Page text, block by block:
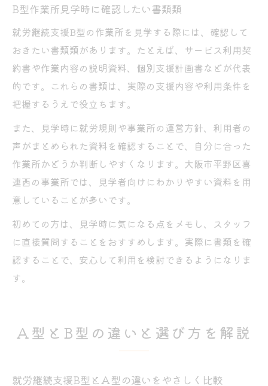
B型作業所見学時に確認したい書類類
就労継続支援B型の作業所を見学する際には、確認して
おきたい書類類があります。たとえば、サービス利用契
約書や作業内容の説明資料、個別支援計画書などが代表
的です。これらの書類は、実際の支援内容や利用条件を
把握するうえで役立ちます。
また、見学時に就労規則や事業所の運営方針、利用者の
声がまとめられた資料を確認することで、自分に合った
作業所かどうか判断しやすくなります。大阪市平野区喜
連西の事業所では、見学者向けにわかりやすい資料を用
意していることが多いです。
初めての方は、見学時に気になる点をメモし、スタッフ
に直接質問することをおすすめします。実際に書類を確
認することで、安心して利用を検討できるようになりま
す。
A型とB型の違いと選び方を解説
就労継続支援B型とA型の違いをやさしく比較